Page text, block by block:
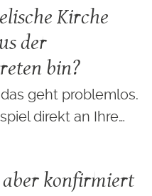
Kirche
der
bin?
geht problemlos.
direkt an Ihre…
konfirmiert